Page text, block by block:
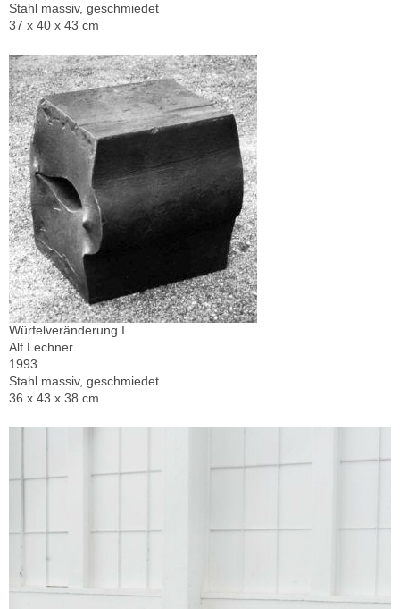
Stahl massiv, geschmiedet
37 x 40 x 43 cm
Würfelveränderung I
Alf Lechner
1993
Stahl massiv, geschmiedet
36 x 43 x 38 cm